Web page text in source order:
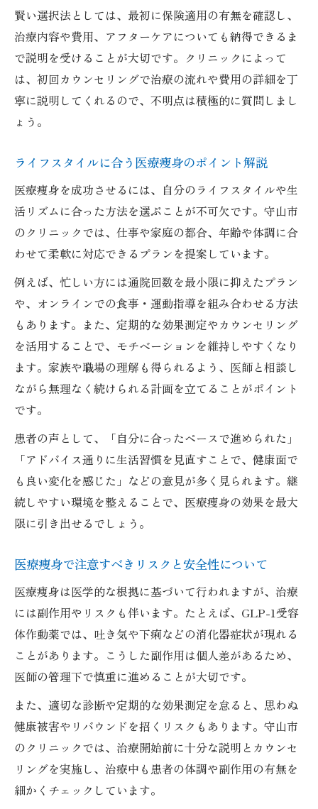
賢い選択法としては、最初に保険適用の有無を確認し、
治療内容や費用、アフターケアについても納得できるま
で説明を受けることが大切です。クリニックによって
は、初回カウンセリングで治療の流れや費用の詳細を丁
寧に説明してくれるので、不明点は積極的に質問しまし
ょう。
ライフスタイルに合う医療痩身のポイント解説
医療痩身を成功させるには、自分のライフスタイルや生
活リズムに合った方法を選ぶことが不可欠です。守山市
のクリニックでは、仕事や家庭の都合、年齢や体調に合
わせて柔軟に対応できるプランを提案しています。
例えば、忙しい方には通院回数を最小限に抑えたプラン
や、オンラインでの食事・運動指導を組み合わせる方法
もあります。また、定期的な効果測定やカウンセリング
を活用することで、モチベーションを維持しやすくなり
ます。家族や職場の理解も得られるよう、医師と相談し
ながら無理なく続けられる計画を立てることがポイント
です。
患者の声として、「自分に合ったペースで進められた」
「アドバイス通りに生活習慣を見直すことで、健康面で
も良い変化を感じた」などの意見が多く見られます。継
続しやすい環境を整えることで、医療痩身の効果を最大
限に引き出せるでしょう。
医療痩身で注意すべきリスクと安全性について
医療痩身は医学的な根拠に基づいて行われますが、治療
には副作用やリスクも伴います。たとえば、GLP-1受容
体作動薬では、吐き気や下痢などの消化器症状が現れる
ことがあります。こうした副作用は個人差があるため、
医師の管理下で慎重に進めることが大切です。
また、適切な診断や定期的な効果測定を怠ると、思わぬ
健康被害やリバウンドを招くリスクもあります。守山市
のクリニックでは、治療開始前に十分な説明とカウンセ
リングを実施し、治療中も患者の体調や副作用の有無を
細かくチェックしています。